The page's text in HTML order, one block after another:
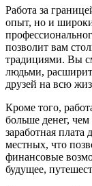
Работа за
опыт, но и
позволит вам
традициями. Вы
людьми,
друзей на всю
Кроме того,
больше денег,
заработная
местных, что
финансовые
будущее,